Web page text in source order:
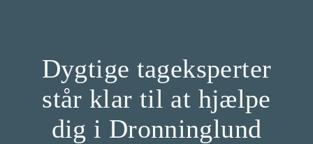
Dygtige tageksperter
står klar til at hjælpe
dig i Dronninglund